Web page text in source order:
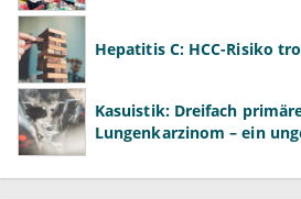
Hepatitis C: HCC-Risiko
Kasuistik: Dreifach
Lungenkarzinom – ein